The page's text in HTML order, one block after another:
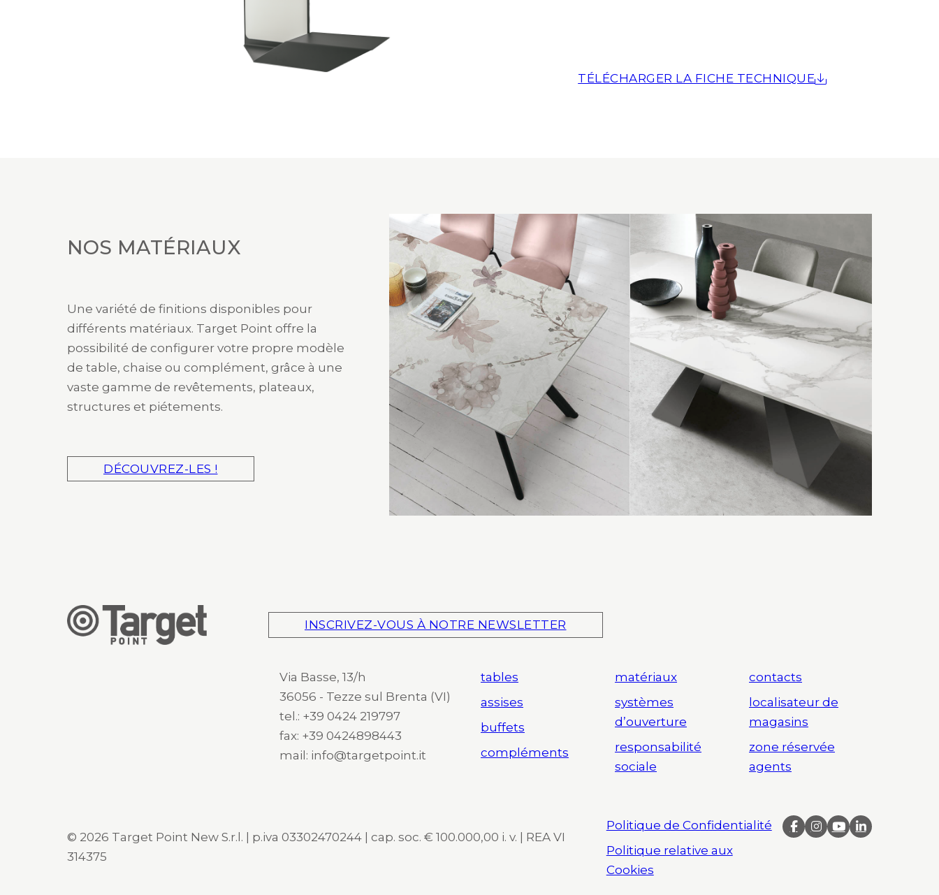
TÉLÉCHARGER LA FICHE TECHNIQUE
NOS MATÉRIAUX
Une variété de finitions disponibles pour
différents matériaux. Target Point offre la
possibilité de configurer votre propre modèle
de table, chaise ou complément, grâce à une
vaste gamme de revêtements, plateaux,
structures et piétements.
DÉCOUVREZ-LES !
INSCRIVEZ-VOUS À NOTRE NEWSLETTER
Via Basse, 13/h
36056 - Tezze sul Brenta (VI)
tel.: +39 0424 219797
fax: +39 0424898443
mail: info@targetpoint.it
tables
assises
buffets
compléments
matériaux
systèmes
d’ouverture
responsabilité
sociale
contacts
localisateur de
magasins
zone réservée
agents
© 2026 Target Point New S.r.l. | p.iva 03302470244 | cap. soc. € 100.000,00 i. v. | REA VI
314375
Politique de Confidentialité
Politique relative aux
Cookies